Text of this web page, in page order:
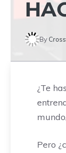
By
¿Te
Pero